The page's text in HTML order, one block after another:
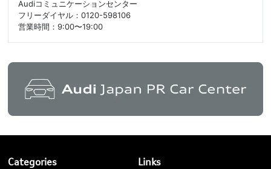
Audiコミュニケーションセンター
フリーダイヤル：0120-598106
営業時間：9:00〜19:00
Categories Links